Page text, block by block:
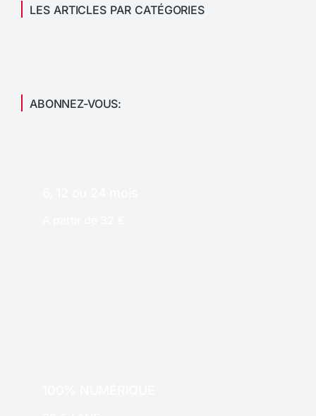
LES ARTICLES PAR CATÉGORIES
ABONNEZ-VOUS: